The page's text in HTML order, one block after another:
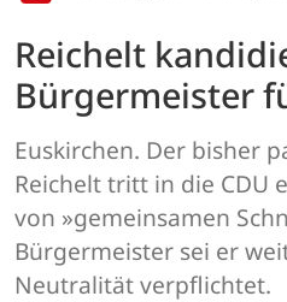
Reichelt
Bürgermeister
Euskirchen. Der bisher
Reichelt tritt in die CDU
von »gemeinsamen
Bürgermeister sei er
Neutralität verpflichtet.